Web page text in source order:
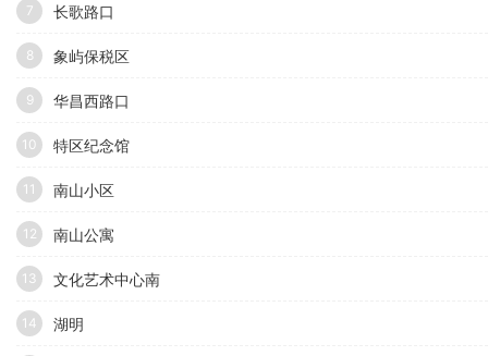
7 长歌路口
8 象屿保税区
9 华昌西路口
10 特区纪念馆
11 南山小区
12 南山公寓
13 文化艺术中心南
14 湖明